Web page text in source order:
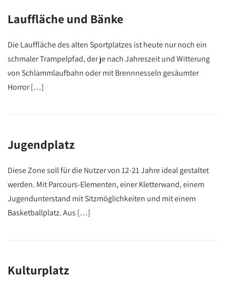
Lauffläche und Bänke
Die Lauffläche des alten Sportplatzes ist heute nur noch ein
schmaler Trampelpfad, der je nach Jahreszeit und Witterung
von Schlammlaufbahn oder mit Brennnesseln gesäumter
Horror […]
Jugendplatz
Diese Zone soll für die Nutzer von 12-21 Jahre ideal gestaltet
werden. Mit Parcours-Elementen, einer Kletterwand, einem
Jugendunterstand mit Sitzmöglichkeiten und mit einem
Basketballplatz. Aus […]
Kulturplatz